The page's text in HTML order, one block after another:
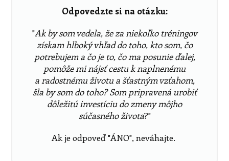
Odpovedzte si na otázku:
"Ak by som vedela, že za niekoľko tréningov
získam hlboký vhľad do toho, kto som, čo
potrebujem a čo je to, čo ma posunie ďalej,
pomôže mi nájsť cestu k naplnenému
a radostnému životu a šťastným vzťahom,
šla by som do toho? Som pripravená urobiť
dôležitú investíciu do zmeny môjho
súčasného života?"
Ak je odpoveď "ÁNO", neváhajte.